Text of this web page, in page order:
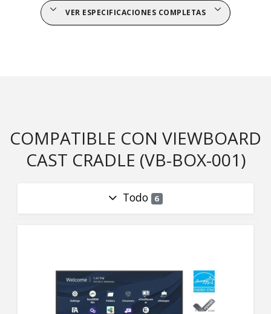
VER ESPECIFICACIONES COMPLETAS
COMPATIBLE CON VIEWBOARD
CAST CRADLE (VB-BOX-001)
Todo 6